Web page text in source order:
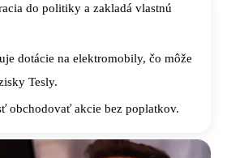
do politiky a zakladá vlastnú
dotácie na elektromobily, čo môže
Tesly.
obchodovať akcie bez poplatkov.